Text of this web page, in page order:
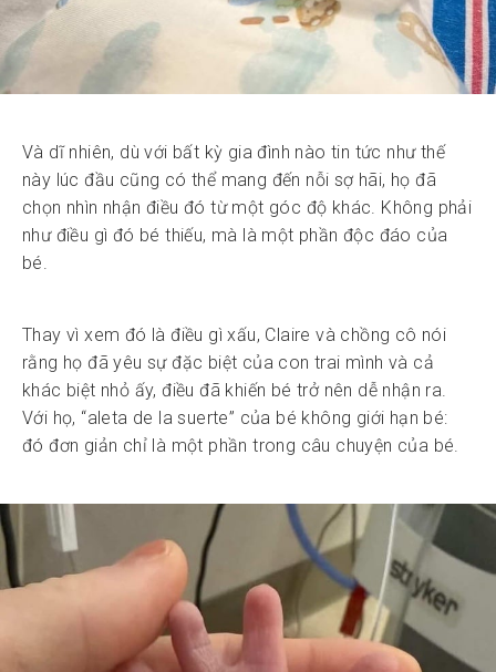
Và dĩ nhiên, dù với bất kỳ gia đình nào tin tức như thế
này lúc đầu cũng có thể mang đến nỗi sợ hãi, họ đã
chọn nhìn nhận điều đó từ một góc độ khác. Không phải
như điều gì đó bé thiếu, mà là một phần độc đáo của
bé.
Thay vì xem đó là điều gì xấu, Claire và chồng cô nói
rằng họ đã yêu sự đặc biệt của con trai mình và cả
khác biệt nhỏ ấy, điều đã khiến bé trở nên dễ nhận ra.
Với họ, “aleta de la suerte” của bé không giới hạn bé:
đó đơn giản chỉ là một phần trong câu chuyện của bé.